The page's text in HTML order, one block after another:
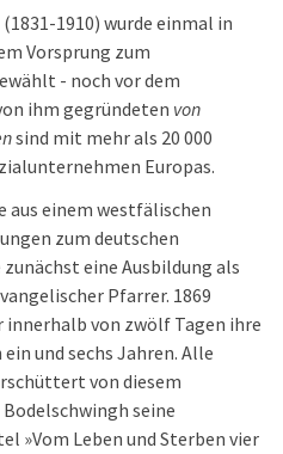
1910) wurde einmal in
Vorsprung zum
- noch vor dem
ihm gegründeten von
sind mit mehr als 20 000
Europas.
aus einem westfälischen
zum deutschen
eine Ausbildung als
Pfarrer. 1869
innerhalb von zwölf Tagen ihre
und sechs Jahren. Alle
von diesem
seine
»Vom Leben und Sterben vier